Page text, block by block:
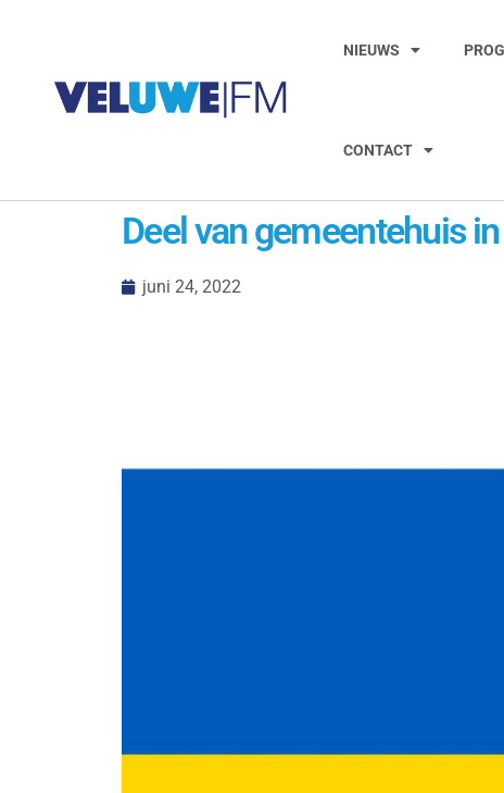
NIEUWS
CONTACT
Deel van gemeentehuis
juni 24, 2022